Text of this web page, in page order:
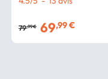
79,99 € 69,99 €